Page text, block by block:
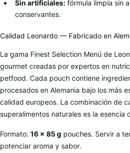
Sin artificiales: fórmula limpia sin
conservantes.
Calidad Leonardo — Fabricado en
La gama Finest Selection Menú de
gourmet creadas por expertos en
petfood. Cada pouch contiene
procesados en Alemania bajo los más
calidad europeos. La combinación de
superalimentos naturales es la esencia
Formato: 16 x 85 g pouches. Servir a
potenciar aroma y sabor.